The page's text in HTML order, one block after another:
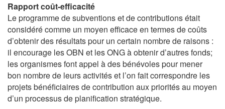
Rapport coût-efficacité
Le programme de subventions et de contributions était
considéré comme un moyen efficace en termes de coûts
d’obtenir des résultats pour un certain nombre de raisons :
il encourage les OBN et les ONG à obtenir d’autres fonds;
les organismes font appel à des bénévoles pour mener
bon nombre de leurs activités et l’on fait correspondre les
projets bénéficiaires de contribution aux priorités au moyen
d’un processus de planification stratégique.